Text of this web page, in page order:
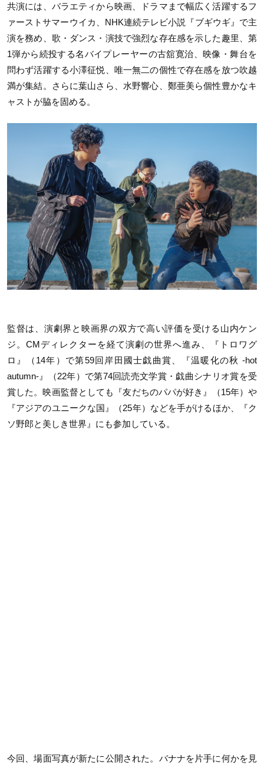
共演には、バラエティから映画、ドラマまで幅広く活躍するフ
ァーストサマーウイカ、NHK連続テレビ小説『ブギウギ』で主
演を務め、歌・ダンス・演技で強烈な存在感を示した趣里、第
1弾から続投する名バイプレーヤーの古舘寛治、映像・舞台を
問わず活躍する小澤征悦、唯一無二の個性で存在感を放つ吹越
満が集結。さらに葉山さら、水野響心、鄭亜美ら個性豊かなキ
ャストが脇を固める。
監督は、演劇界と映画界の双方で高い評価を受ける山内ケン
ジ。CMディレクターを経て演劇の世界へ進み、『トロワグ
ロ』（14年）で第59回岸田國士戯曲賞、『温暖化の秋 -hot
autumn-』（22年）で第74回読売文学賞・戯曲シナリオ賞を受
賞した。映画監督としても『友だちのパパが好き』（15年）や
『アジアのユニークな国』（25年）などを手がけるほか、『ク
ソ野郎と美しき世界』にも参加している。
今回、場面写真が新たに公開された。バナナを片手に何かを見